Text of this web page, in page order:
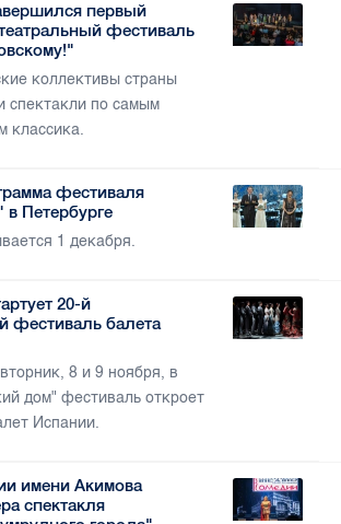
первый
фестиваль
коллективы страны
спектакли по самым
классика.
фестиваля
в Петербурге
1 декабря.
20-й
фестиваль балета
8 и 9 ноября, в
дом" фестиваль откроет
Испании.
имени Акимова
спектакля